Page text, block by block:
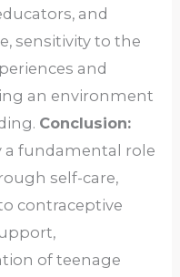
and
sensitivity to the
and
an environment
Conclusion:
a fundamental role
self-care,
contraceptive
of teenage